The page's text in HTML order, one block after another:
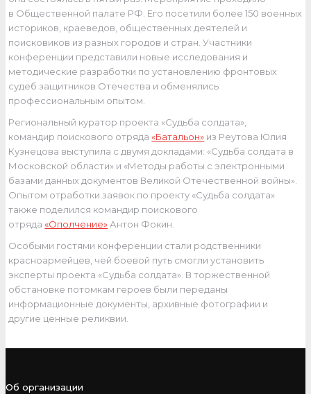
в Общественной палате РФ. Его посетили более 150 военных
историков, краеведов, общественных деятелей и
поисковиков из разных городов и стран. Участники
конференции представили новые исследования и
методические разработки по установлению фронтовых
судеб защитников Отечества и обменялись
профессиональным опытом.
Региональный куратор проекта «Судьба солдата»,
командир поискового отряда«Батальон» из Реутова Юлия
Кузнецова выступила с двумя докладами: «Судьба солдата в
Московской области» и «Методы работы с электронными
базами данных документов Великой Отечественной войны».
Опытом отработки заявок по проекту «Судьба солдата»
также поделился командир поискового
отряда«Ополчение» Антон Фокин.
Особыми гостями конференции стали родственники
красноармейцев, чей боевой путь смогли установить
эксперты проекта «Судьба солдата». В торжественной
обстановке потомкам героев были переданы
информационные документы, архивные фотографии и
другие ценные реликвии.
Об организации